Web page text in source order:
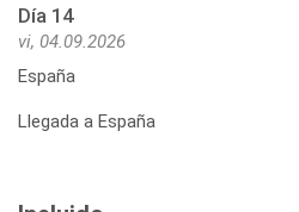
Día 14
vi, 04.09.2026
España
Llegada a España